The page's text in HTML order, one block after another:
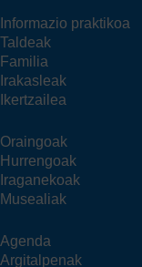
Informazio praktikoa
Taldeak
Familia
Irakasleak
Ikertzailea
Oraingoak
Hurrengoak
Iraganekoak
Musealiak
Agenda
Argitalpenak